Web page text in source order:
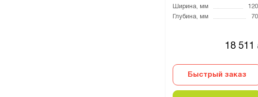
Ширина, мм
Глубина, мм
18 511
Быстрый заказ